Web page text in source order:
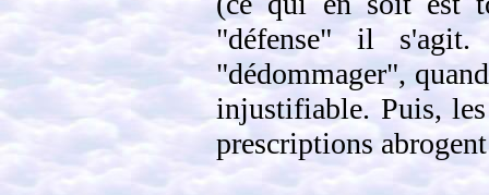
"défense" il s'agit.
"dédommager",
injustifiable. Puis, les
prescriptions